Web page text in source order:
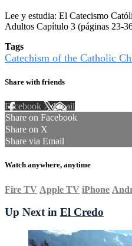
Lee y estudia: El Catecismo
Adultos Capítulo 3 (páginas 23-
Tags
Catechism of the Catholic
Share with friends
Facebook XEmail
Share on Facebook
Share on X
Share via Email
Watch anywhere, anytime
Fire TV Apple TV iPhone
Up Next in El Credo